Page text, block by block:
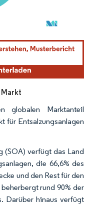
Namensnennung gemäß
globalen Marktanteil
für Entsalzungsanlagen
(SOA) verfügt das Land
die 66,6% des
und den Rest für den
rund 90% der
Darüber hinaus verfügt